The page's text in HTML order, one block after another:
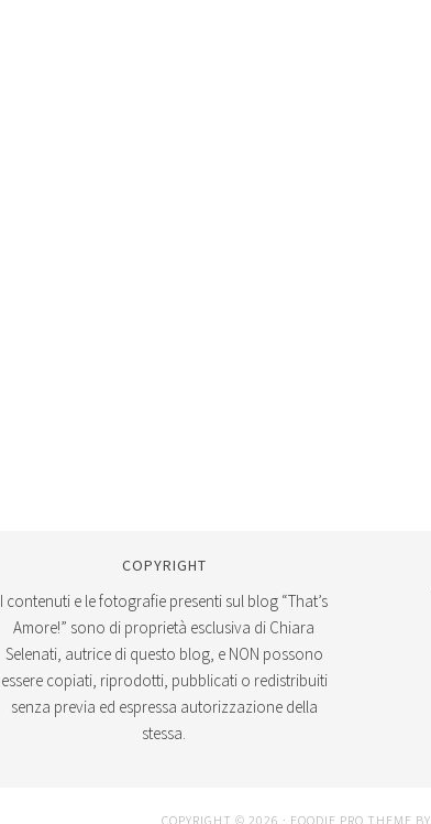
COPYRIGHT
I contenuti e le fotografie presenti sul blog “That’s
Amore!” sono di proprietà esclusiva di Chiara
Selenati, autrice di questo blog, e NON possono
essere copiati, riprodotti, pubblicati o redistribuiti
senza previa ed espressa autorizzazione della
stessa.
COPYRIGHT © 2026 · FOODIE PRO THEME BY